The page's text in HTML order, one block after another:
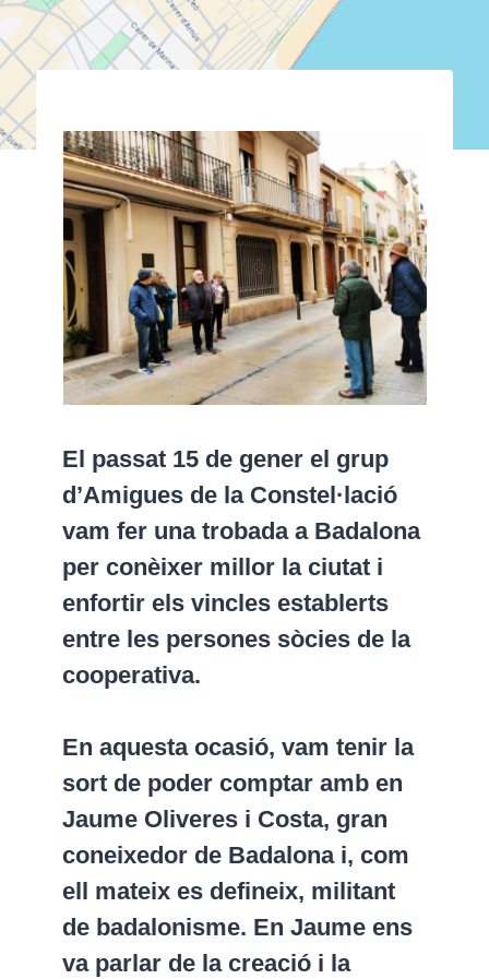
El passat 15 de gener el grup
d’Amigues de la Constel·lació
vam fer una trobada a Badalona
per conèixer millor la ciutat i
enfortir els vincles establerts
entre les persones sòcies de la
cooperativa.
En aquesta ocasió, vam tenir la
sort de poder comptar amb en
Jaume Oliveres i Costa, gran
coneixedor de Badalona i, com
ell mateix es defineix, militant
de badalonisme. En Jaume ens
va parlar de la creació i la